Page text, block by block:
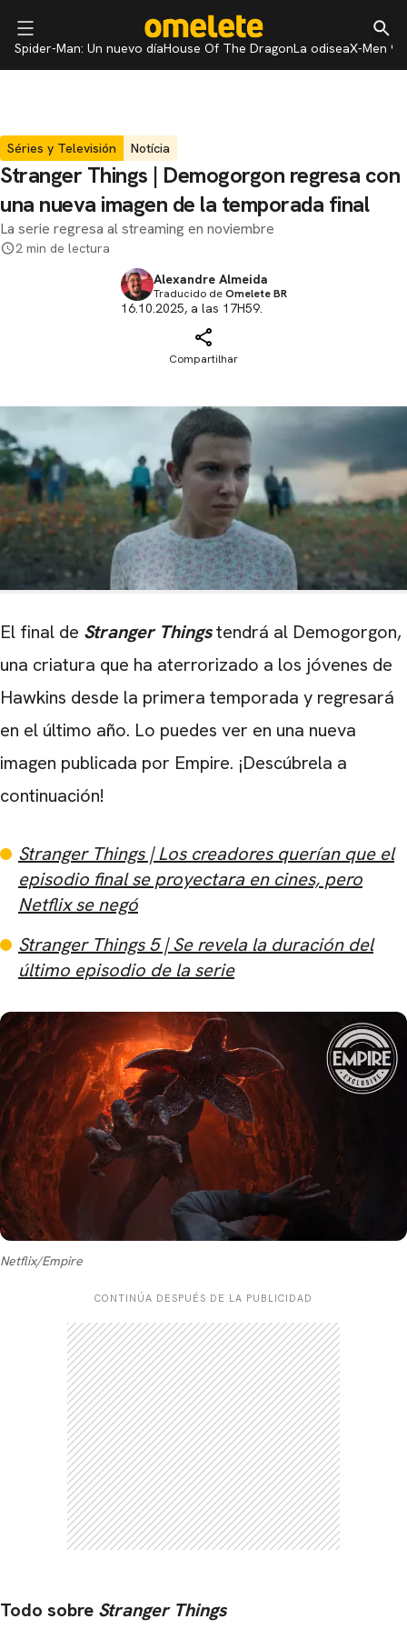
Spider-Man: Un nuevo díaHouse Of The DragonLa odiseaX-Men 97
Séries y Televisión Notícia
Stranger Things | Demogorgon regresa con
una nueva imagen de la temporada final
La serie regresa al streaming en noviembre
2 min de lectura
Alexandre Almeida
Traducido deOmelete BR
16.10.2025, a las 17H59.
Compartilhar
El final de Stranger Thingstendrá al Demogorgon,
una criatura que ha aterrorizado a los jóvenes de
Hawkins desde la primera temporada y regresará
en el último año. Lo puedes ver en una nueva
imagen publicada por Empire. ¡Descúbrela a
continuación!
Stranger Things | Los creadores querían que el
episodio final se proyectara en cines, pero
Netflix se negó
Stranger Things 5 ​​| Se revela la duración del
último episodio de la serie
Netflix/Empire
CONTINÚA DESPUÉS DE LA PUBLICIDAD
Todo sobre Stranger Things